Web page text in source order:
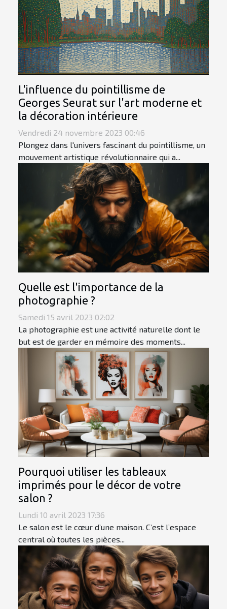
L'influence du pointillisme de
Georges Seurat sur l'art moderne et
la décoration intérieure
Vendredi 24 novembre 2023 00:46
Plongez dans l'univers fascinant du pointillisme, un
mouvement artistique révolutionnaire qui a...
Quelle est l'importance de la
photographie ?
Samedi 15 avril 2023 02:02
La photographie est une activité naturelle dont le
but est de garder en mémoire des moments...
Pourquoi utiliser les tableaux
imprimés pour le décor de votre
salon ?
Lundi 10 avril 2023 17:36
Le salon est le cœur d’une maison. C’est l’espace
central où toutes les pièces...